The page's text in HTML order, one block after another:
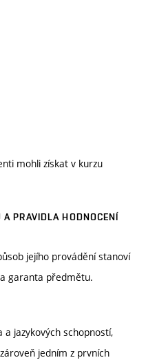
mohli získat v kurzu
PRAVIDLA HODNOCENÍ
jejího provádění stanoví
garanta předmětu.
a jazykových schopností,
jedním z prvních